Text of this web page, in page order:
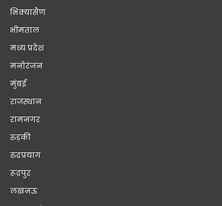
भिक्यासैण
भीमताल
मध्य प्रदेश
मनोरंजन
मुंबई
राजस्थान
रामनगर
रुड़की
रुद्रप्रयाग
रूद्रपुर
लखनऊ